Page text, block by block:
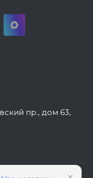
пр., дом 63,